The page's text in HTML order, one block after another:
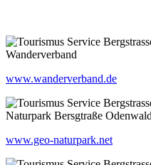
www.wanderverband.de
www.geo-naturpark.net